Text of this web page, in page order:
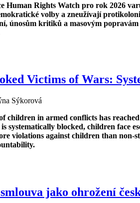
Human Rights Watch pro rok 2026
volby a zneužívají
únosům kritiků a masovým
Victims of Wars:
Sýkorová
children in armed conflicts has
systematically blocked, children face
violations against children than non-
jako ohrožení